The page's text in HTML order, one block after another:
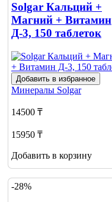
Solgar Кальций +
Магний + Витамин
Д-3, 150 таблеток
Добавить в избранное
Минералы Solgar
14500 ₸
15950 ₸
Добавить в корзину
-28%